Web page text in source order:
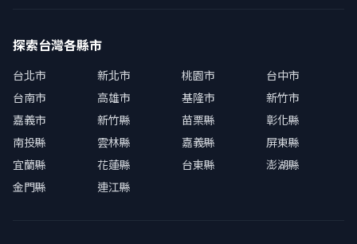
探索台灣各縣市
台北市 新北市 桃園市
台中市
台南市
高雄市 基隆市
新竹市
嘉義市
新竹縣 苗栗縣
彰化縣
南投縣
雲林縣 嘉義縣
屏東縣
宜蘭縣
花蓮縣 台東縣
澎湖縣
金門縣
連江縣